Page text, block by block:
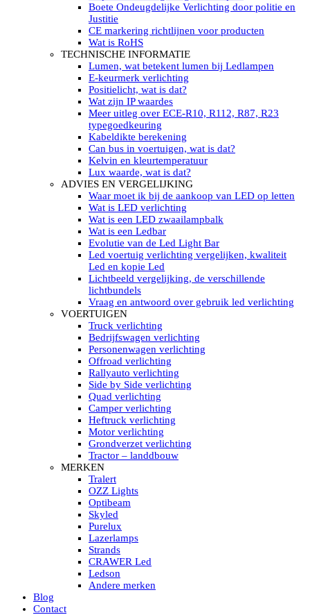
LED High Bay verlichting 220V
Subcategorieën Led werkverlichting
LED SIGNALISATIE
Led Flitsers
Werkverlichting met Led flitsers
Led zwaailampbalk
Led Multi zwaailampbalk
Led flitsbalk compact
Traffic Advisors
Led zwaailicht
Accessoires signalering
Led signalisatie in Subcategorieën
LED KOPLAMPEN GEKEURD
Led koplampen inbouw
Led koplampen opbouw
Led koplampen tractoren
Subcategorieën Led koplampen
LED ZOEKLICHT
Electrische Led zoeklamp Allremote
Electrisch Led zoeklicht Golight
Marinco Roestvrijstaal Led zoeklicht
Elektrisch Led zoeklicht diverse
Led zoeklamp accessoires ALLremote
Led zoeklicht 230V
Subcategorieën Led zoeklichten
HELLA MARINE LED
Sea Hawk – Light Bars
Sea Hawk – Light Bars – Edge Light
Sea Hawk – Work Lights
RokLUME Led werklampen
HypaLUME Led werklampen
Subcategorieën Hella Marine Led
LED STRIPS
Led strip flexibel Click & Go
Led strip RGB op rol
Led strip IP68 waterdicht
Led strip kleur wit
Led strips Vantage
Led strip met ingebouwde accu
Subcategorieën Led strips
LED INTERIEUR VERLICHTING
Led verlichting interieur PIR / Touch
LED Armatuur met Strip 220V
Led strips
Subcategorieën Led interieur
PORTABLE ACCU LED LAMP
Led hoofdlamp
Camping led verlichting
Led zaklamp
Accu werklamp
Boete Ondeugdelijke Verlichting door politie en
Justitie
CE markering richtlijnen voor producten
Wat is RoHS
TECHNISCHE INFORMATIE
Lumen, wat betekent lumen bij Ledlampen
E-keurmerk verlichting
Positielicht, wat is dat?
Wat zijn IP waardes
Meer uitleg over ECE-R10, R112, R87, R23
typegoedkeuring
Kabeldikte berekening
Can bus in voertuigen, wat is dat?
Kelvin en kleurtemperatuur
Lux waarde, wat is dat?
ADVIES EN VERGELIJKING
Waar moet ik bij de aankoop van LED op letten
Wat is LED verlichting
Wat is een LED zwaailampbalk
Wat is een Ledbar
Evolutie van de Led Light Bar
Led voertuig verlichting vergelijken, kwaliteit
Led en kopie Led
Lichtbeeld vergelijking, de verschillende
lichtbundels
Vraag en antwoord over gebruik led verlichting
VOERTUIGEN
Truck verlichting
Bedrijfswagen verlichting
Personenwagen verlichting
Offroad verlichting
Rallyauto verlichting
Side by Side verlichting
Quad verlichting
Camper verlichting
Heftruck verlichting
Motor verlichting
Grondverzet verlichting
Tractor – landdbouw
MERKEN
Tralert
OZZ Lights
Optibeam
Skyled
Purelux
Lazerlamps
Strands
CRAWER Led
Ledson
Andere merken
Blog
Contact